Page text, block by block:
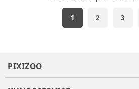
1 2 3
PIXIZOO